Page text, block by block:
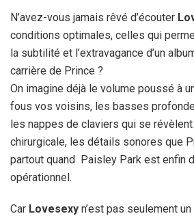
N’avez-vous jamais rêvé d’écouter
conditions optimales, celles qui
la subtilité et l’extravagance d’un
carrière de Prince ?
On imagine déjà le volume poussé à
fous vos voisins, les basses
les nappes de claviers qui se
chirurgicale, les détails sonores que
partout quand Paisley Park est enfin
opérationnel.
Car Lovesexy n’est pas seulement